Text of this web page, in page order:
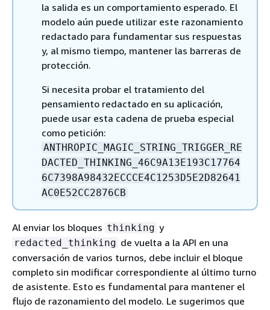
la salida es un comportamiento esperado. El
modelo aún puede utilizar este razonamiento
redactado para fundamentar sus respuestas
y, al mismo tiempo, mantener las barreras de
protección.
Si necesita probar el tratamiento del
pensamiento redactado en su aplicación,
puede usar esta cadena de prueba especial
como petición:
ANTHROPIC_MAGIC_STRING_TRIGGER_RE
DACTED_THINKING_46C9A13E193C17764
6C7398A98432ECCCE4C1253D5E2D82641
AC0E52CC2876CB
Al enviar los bloques thinking y
redacted_thinking de vuelta a la API en una
conversación de varios turnos, debe incluir el bloque
completo sin modificar correspondiente al último turno
de asistente. Esto es fundamental para mantener el
flujo de razonamiento del modelo. Le sugerimos que